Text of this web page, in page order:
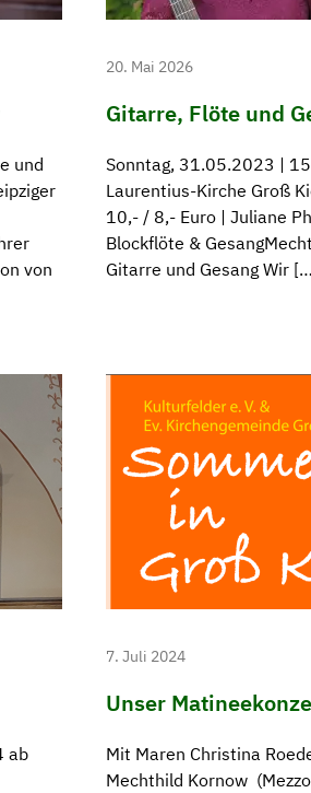
und
von
20. Mai 2026
Gitarre, Flöte und
Sonntag, 31.05.2023 |
Laurentius-Kirche Groß
10,- / 8,- Euro | Juliane
Blockflöte &
Gitarre und Gesang Wir
ab
7. Juli 2024
Unser
Mit Maren Christina
Mechthild Kornow